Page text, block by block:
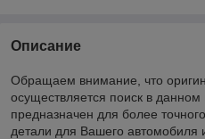
Описание
Обращаем внимание, что
осуществляется поиск в данном
предназначен для более
детали для Вашего автомобиля